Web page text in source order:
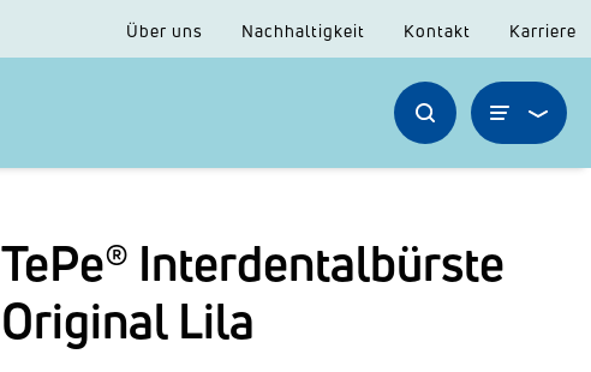
Über uns Nachhaltigkeit Kontakt Karriere
TePe® Interdentalbürste
Original Lila